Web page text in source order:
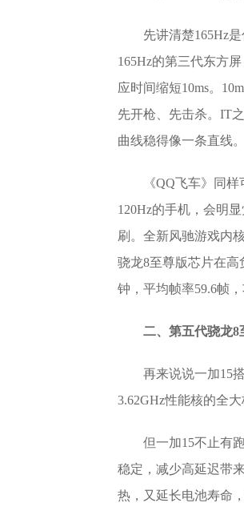
先讲清楚165Hz
165Hz的第三代东方
应时间缩短10ms。
先开枪、先击杀。IT
曲线稳得像一条直线。
《QQ飞车》同
120Hz的手机，会明
刷。全新风驰游戏内
骁龙8至尊版芯片在高
钟，平均帧率59.6帧，
二、第五代骁龙8
再来说说一加15
3.62GHz性能核的全
但一加15不止有
稳定，减少高延迟带
热，又延长电池寿命